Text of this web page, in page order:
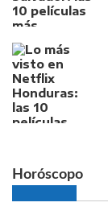
Horóscopo